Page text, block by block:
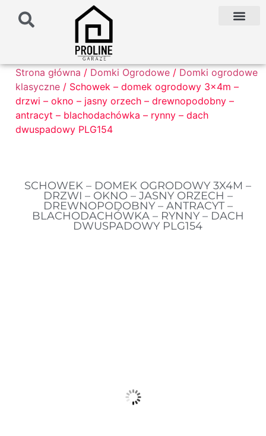
Strona główna / Domki Ogrodowe / Domki ogrodowe
klasyczne / Schowek – domek ogrodowy 3x4m –
drzwi – okno – jasny orzech – drewnopodobny –
antracyt – blachodachówka – rynny – dach
dwuspadowy PLG154
SCHOWEK – DOMEK OGRODOWY 3X4M –
DRZWI – OKNO – JASNY ORZECH –
DREWNOPODOBNY – ANTRACYT –
BLACHODACHÓWKA – RYNNY – DACH
DWUSPADOWY PLG154